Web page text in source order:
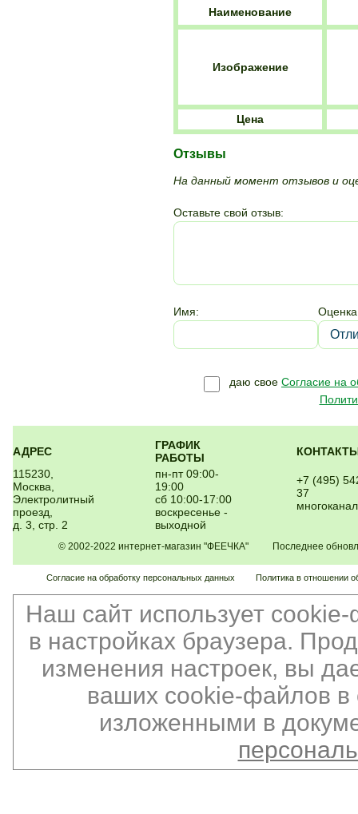
Наименование
Изображение
Цена
Отзывы
На данный момент отзывов и
Оставьте свой отзыв:
Имя:
даю свое Согласие на
АДРЕС
ГРАФИК
РАБОТЫ
115230,
Москва,
Электролитный
проезд,
д. 3, стр. 2
пн-пт 09:00-
19:00
сб 10:00-17:00
воскресенье -
выходной
+7 (495)
37
© 2002-2022 интернет-магазин "ФЕЕЧКА" Последнее
Согласие на обработку персональных данных Политика в отношении
Наш сайт использует
в настройках браузера.
изменения настроек, вы
ваших cookie-файлов в
изложенными в